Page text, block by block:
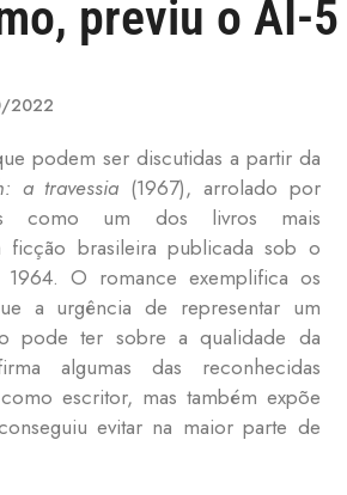
previu o AI-5
2022
podem ser discutidas a partir da
a travessia (1967), arrolado por
como um dos livros mais
ficção brasileira publicada sob o
O romance exemplifica os
a urgência de representar um
pode ter sobre a qualidade da
algumas das reconhecidas
escritor, mas também expõe
evitar na maior parte de